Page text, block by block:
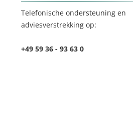
Telefonische ondersteuning en
adviesverstrekking op:
+49 59 36 - 93 63 0